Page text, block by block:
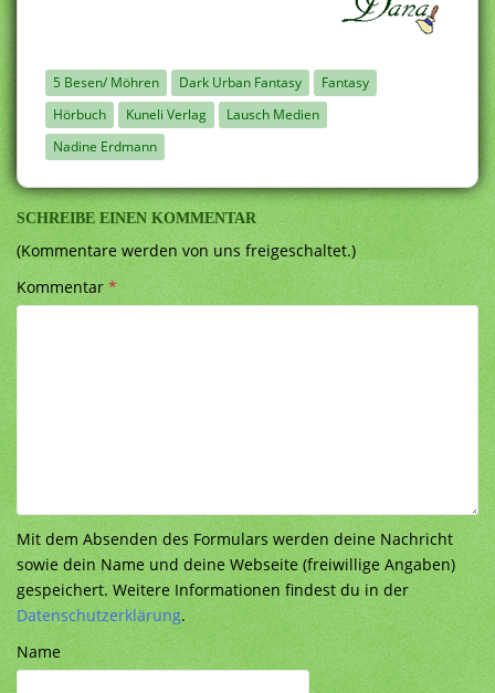
5 Besen/ Möhren Dark Urban Fantasy
Fantasy
Hörbuch
Kuneli Verlag
Lausch Medien
Nadine Erdmann
SCHREIBE EINEN KOMMENTAR
(Kommentare werden von uns freigeschaltet.)
Kommentar*
Mit dem Absenden des Formulars werden deine Nachricht
sowie dein Name und deine Webseite (freiwillige Angaben)
gespeichert. Weitere Informationen findest du in der
Datenschutzerklärung.
Name